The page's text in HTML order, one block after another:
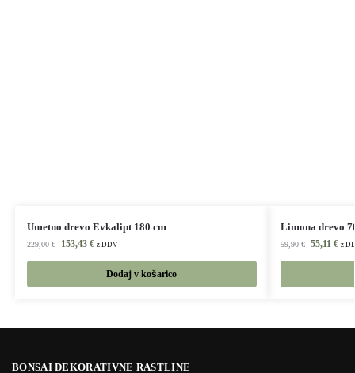
Umetno drevo Evkalipt 180 cm
229,00€ 153,43 € z DDV
Dodaj v košarico
Limona drevo
59,90€ 55,11 € z
BONSAI DEKORATIVNE RASTLINE